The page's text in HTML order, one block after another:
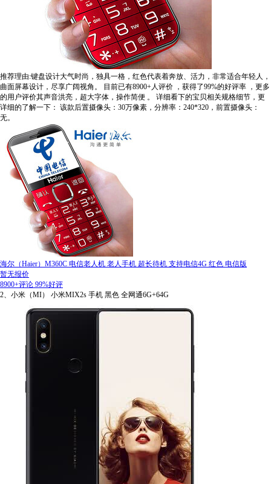
推荐理由:键盘设计大气时尚，独具一格，红色代表着奔放、活力，非常适合年轻人，
曲面屏幕设计，尽享广阔视角。
目前已有8900+人评价 ，获得了99%的好评率 ，更多
的用户评价其声音洪亮，超大字体，操作简便 。
详细看下的宝贝相关规格细节，更
详细的了解一下： 该款后置摄像头：30万像素，分辨率：240*320，前置摄像头：
无。
海尔（Haier）M360C 电信老人机 老人手机 超长待机 支持电信4G 红色 电信版
暂无报价
8900+评论 99%好评
2、小米（MI） 小米MIX2s 手机 黑色 全网通6G+64G